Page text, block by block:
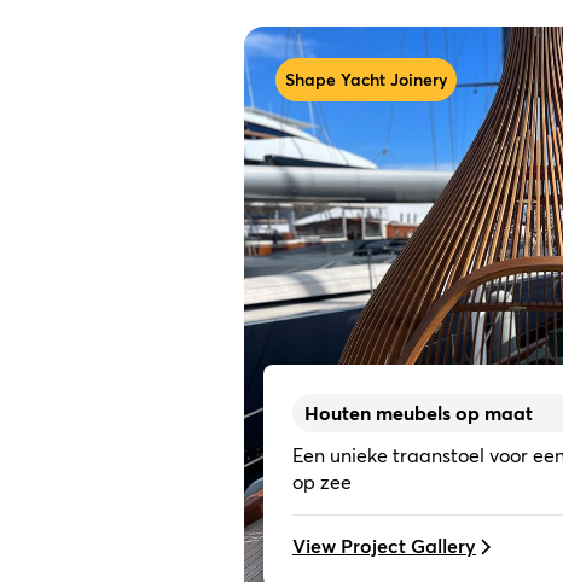
Shape Yacht Joinery
Houten meubels op maat
Een unieke traanstoel voor
op zee
View Project Gallery